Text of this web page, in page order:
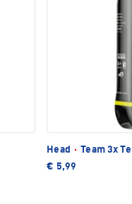
Head · Team 3x
€ 5,99